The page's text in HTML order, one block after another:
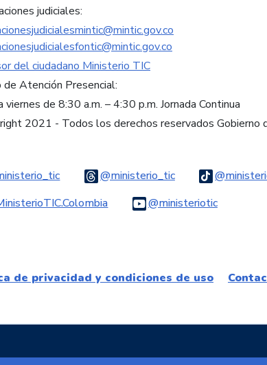
judiciales:
del ciudadano Ministerio TIC
de Atención Presencial:
viernes de 8:30 a.m. – 4:30 p.m. Jornada Continua
2021 - Todos los derechos reservados Gobierno
Logo Instagram@ministerio_ticLogo Threads
Logo Facebook@ministerioticLogo
de privacidad y condiciones de uso